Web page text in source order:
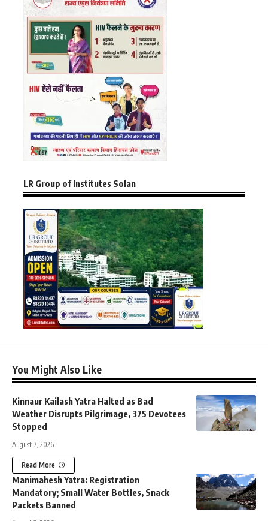
LR Group of Institutes Solan
You Might Also Like
Kinnaur Kailash Yatra Halted as Bad
Weather Disrupts Pilgrimage, 375 Devotees
Stopped
August 7, 2026
Read More
Manimahesh Yatra: Registration
Mandatory; Small Water Bottles, Snack
Packets Banned